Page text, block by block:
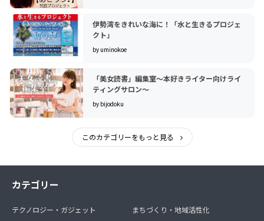
伊勢湾をきれいな海に！「水と生きるプロジェ
クト」
by uminokoe
「美女読書」編集室〜本好きライター向けライ
ティングサロン〜
by bijodoku
このカテゴリーをもっと見る
カテゴリー
テクノロジー・ガジェット
まちづくり・地域活性化